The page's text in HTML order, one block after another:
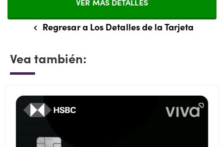
Regresar a Los Detalles de la Tarjeta
Vea también: